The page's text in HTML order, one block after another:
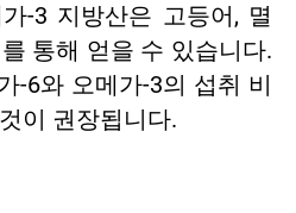
-3 지방산은 고등어, 멸
통해 얻을 수 있습니다.
-6와 오메가-3의 섭취 비
이 권장됩니다.